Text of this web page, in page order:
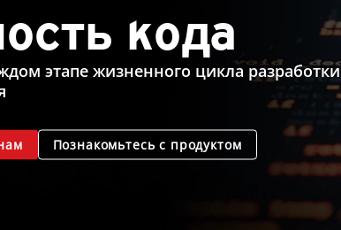
кода
этапе жизненного цикла разработки
Познакомьтесь с продуктом